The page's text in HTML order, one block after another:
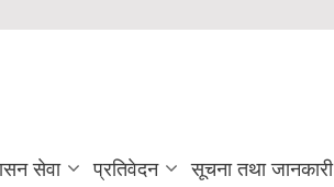
सेवा प्रतिवेदन सूचना तथा जानकारी